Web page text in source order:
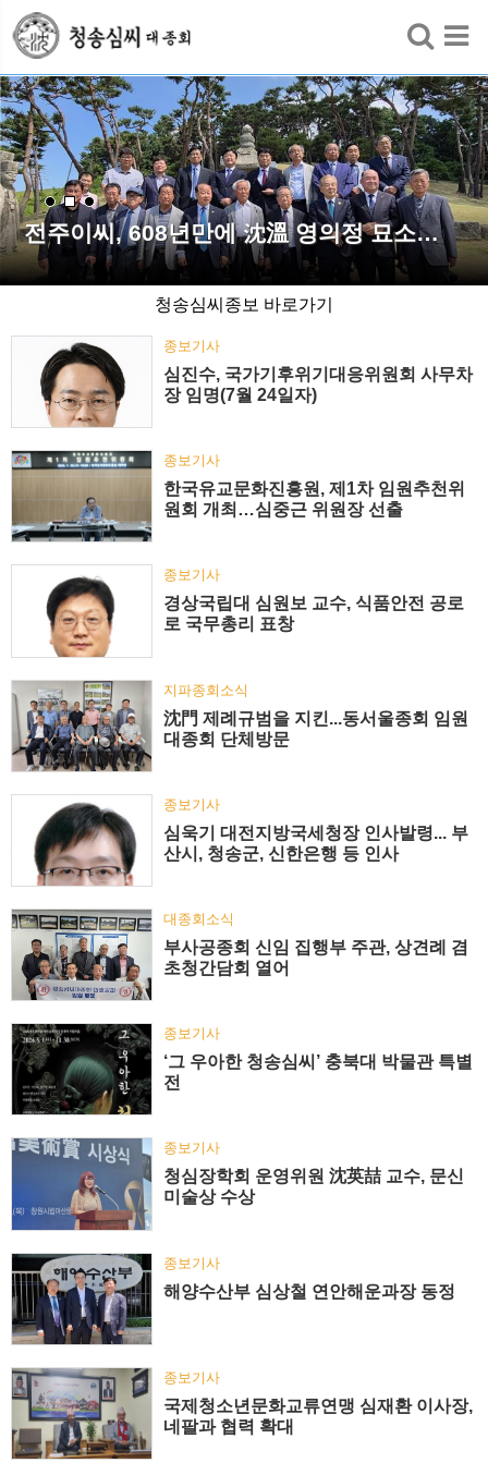
검색
전주이씨, 608년만에 沈溫 영의정 묘소…
청송심씨종보 바로가기
종보기사
심진수, 국가기후위기대응위원회 사무차
장 임명(7월 24일자)
종보기사
한국유교문화진흥원, 제1차 임원추천위
원회 개최…심중근 위원장 선출
종보기사
경상국립대 심원보 교수, 식품안전 공로
로 국무총리 표창
지파종회소식
沈門 제례규범을 지킨...동서울종회 임원
대종회 단체방문
종보기사
심욱기 대전지방국세청장 인사발령... 부
산시, 청송군, 신한은행 등 인사
대종회소식
부사공종회 신임 집행부 주관, 상견례 겸
초청간담회 열어
종보기사
‘그 우아한 청송심씨’ 충북대 박물관 특별
전
종보기사
청심장학회 운영위원 沈英喆 교수, 문신
미술상 수상
종보기사
해양수산부 심상철 연안해운과장 동정
종보기사
국제청소년문화교류연맹 심재환 이사장,
네팔과 협력 확대